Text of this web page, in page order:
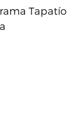
Tapatío